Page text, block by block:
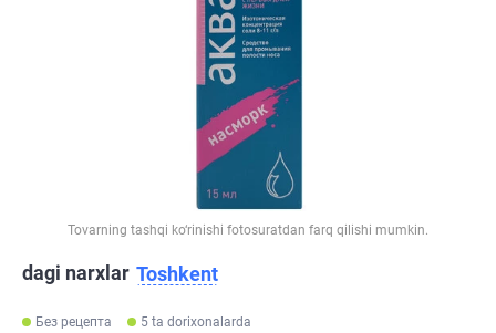
Tovarning tashqi ko‘rinishi fotosuratdan farq qilishi mumkin.
dagi narxlar Toshkent
Без рецепта 5 ta dorixonalarda